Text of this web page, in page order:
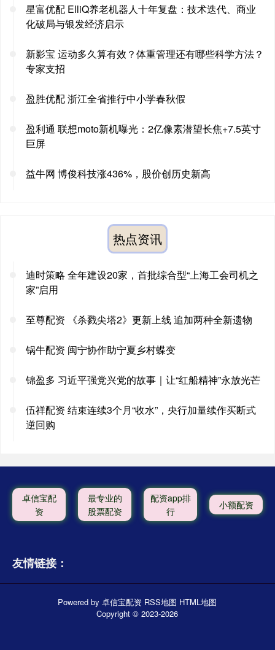
星富优配 ElliQ养老机器人十年复盘：技术迭代、商业
化破局与银发经济启示
新影宝 运动多久算有效？体重管理还有哪些科学方法？
专家支招
盈胜优配 浙江全省推行中小学春秋假
盈利通 联想moto新机曝光：2亿像素潜望长焦+7.5英寸
巨屏
益牛网 博俊科技涨436%，股价创历史新高
热点资讯
迪时策略 全年建设20家，首批综合型“上海工会司机之
家”启用
至尊配资 《杀戮尖塔2》更新上线 追加两种全新遗物
锅牛配资 闽宁协作助宁夏乡村蝶变
锦盈多 习近平强党兴党的故事｜让“红船精神”永放光芒
伍祥配资 结束连续3个月“收水”，央行加量续作买断式
逆回购
卓信宝配
资
最专业的
股票配资
配资app排
行
小额配资
友情链接：
Powered by卓信宝配资 RSS地图 HTML地图
Copyright© 2023-2026